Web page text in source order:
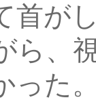
首が
、
った